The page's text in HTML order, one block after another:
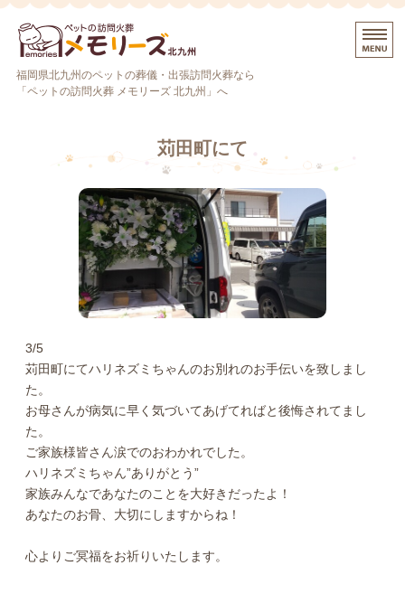
ペットの訪問火葬ならペットの
福岡県北九州のペットの葬儀・出張訪問火葬なら
「ペットの訪問火葬 メモリーズ 北九州」へ
プラン・料金
火葬までの流れ
ペット火葬車について
お問い合わせ・ご予約
苅田町にて
3/5
苅田町にてハリネズミちゃんのお別れのお手伝いを致しまし
た。
お母さんが病気に早く気づいてあげてればと後悔されてまし
た。
ご家族様皆さん涙でのおわかれでした。
ハリネズミちゃん”ありがとう”
家族みんなであなたのことを大好きだったよ！
あなたのお骨、大切にしますからね！
心よりご冥福をお祈りいたします。